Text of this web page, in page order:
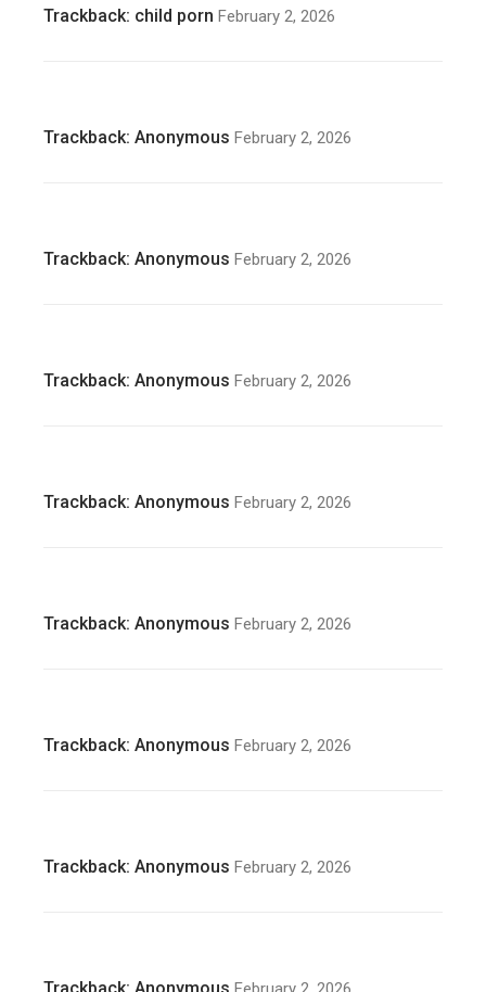
Trackback: child porn February 2, 2026
Trackback:Anonymous February 2, 2026
Trackback:Anonymous February 2, 2026
Trackback:Anonymous February 2, 2026
Trackback:Anonymous February 2, 2026
Trackback:Anonymous February 2, 2026
Trackback:Anonymous February 2, 2026
Trackback:Anonymous February 2, 2026
Trackback: Anonymous